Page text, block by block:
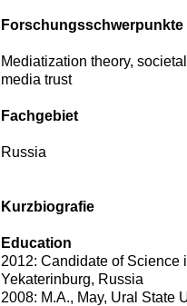
Forschungsschwerpunkte
Mediatization theory,
media trust
Fachgebiet
Russia
Kurzbiografie
Education
2012: Candidate of Science
Yekaterinburg, Russia
2008: M.A., May, Ural State